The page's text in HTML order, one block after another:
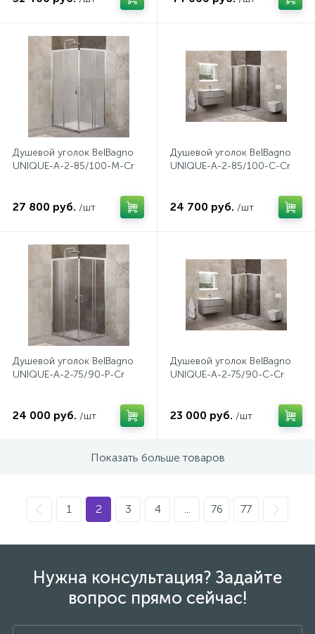
Душевой уголок BelBagno
UNIQUE-A-2-85/100-M-Cr
27 800 руб. /шт
Душевой уголок BelBagno
UNIQUE-A-2-85/100-C-Cr
24 700 руб. /шт
Душевой уголок BelBagno
UNIQUE-A-2-75/90-P-Cr
24 000 руб. /шт
Душевой уголок BelBagno
UNIQUE-A-2-75/90-C-Cr
23 000 руб. /шт
Показать больше товаров
1 2 3 4 ... 76 77
Нужна консультация? Задайте
вопрос прямо сейчас!
Дополнительные аксессуары
Душевые системы
Душевые шланги
3
Ручные души
Ручные души со штуцером
Смесители для биде
Смесители для ванны
1
Смесители для ванны и душа
Смесители для душа
Смесители для накладных раковин